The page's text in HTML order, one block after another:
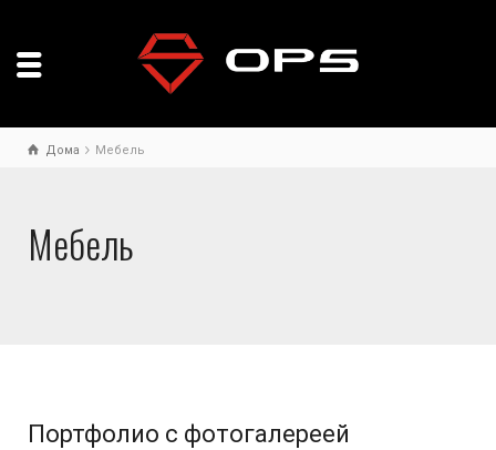
Дома Мебель
Мебель
Портфолио с фотогалереей